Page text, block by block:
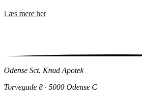
Læs mere her
Odense Sct. Knud Apotek
Torvegade 8 · 5000 Odense C